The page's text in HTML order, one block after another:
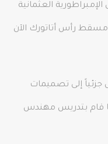
العثمانية
عام 1881، أصبحت مسقط رأس أتاتورك الآن
جزئياً إلى تصميمات
قام بتدريس مهندس